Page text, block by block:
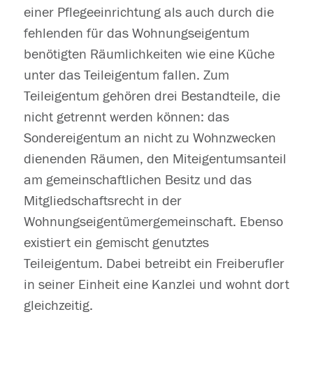
einer Pflegeeinrichtung als auch durch die
fehlenden für das Wohnungseigentum
benötigten Räumlichkeiten wie eine Küche
unter das Teileigentum fallen. Zum
Teileigentum gehören drei Bestandteile, die
nicht getrennt werden können: das
Sondereigentum an nicht zu Wohnzwecken
dienenden Räumen, den Miteigentumsanteil
am gemeinschaftlichen Besitz und das
Mitgliedschaftsrecht in der
Wohnungseigentümergemeinschaft. Ebenso
existiert ein gemischt genutztes
Teileigentum. Dabei betreibt ein Freiberufler
in seiner Einheit eine Kanzlei und wohnt dort
gleichzeitig.